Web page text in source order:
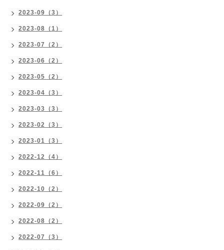
2023-09（3）
2023-08（1）
2023-07（2）
2023-06（2）
2023-05（2）
2023-04（3）
2023-03（3）
2023-02（3）
2023-01（3）
2022-12（4）
2022-11（6）
2022-10（2）
2022-09（2）
2022-08（2）
2022-07（3）